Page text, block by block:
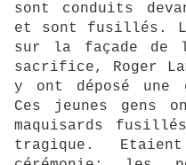
sont conduits
et sont fusillés. La
sur la façade de
sacrifice, Roger
y ont déposé une
Ces jeunes gens
maquisards
tragique.